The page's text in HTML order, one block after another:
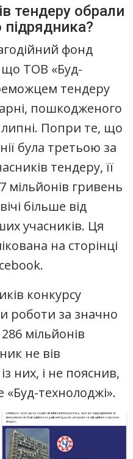
тендеру обрали
фонд
що ТОВ «Буд-
тендеру
пошкодженого
Попри те, що
була третьою за
тендеру, її
мільйонів гривень
більше від
учасників. Ця
на сторінці
конкурсу
роботи за значно
мільйонів
не вів
них, і не пояснив,
технолоджі».